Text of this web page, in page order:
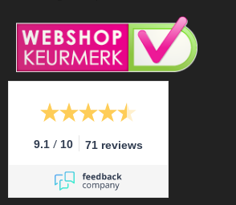
9.1 / 10 71 reviews